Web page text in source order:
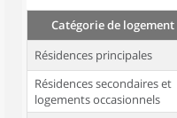
Catégorie de logement
Résidences principales
Résidences secondaires et
logements occasionnels